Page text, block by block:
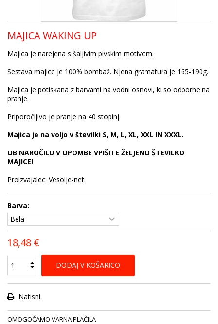
MAJICA WAKING UP
Majica je narejena s šaljivim pivskim motivom.
Sestava majice je 100% bombaž. Njena gramatura je 165-190g.
Majica je potiskana z barvami na vodni osnovi, ki so odporne na
pranje.
Priporočljivo je pranje na 40 stopinj.
Majica je na voljo v številki S, M, L, XL, XXL IN XXXL.
OB NAROČILU V OPOMBE VPIŠITE ŽELJENO ŠTEVILKO
MAJICE!
Proizvajalec: Vesolje-net
Barva:
18,48 €
DODAJ V KOŠARICO
Natisni
OMOGOČAMO VARNA PLAČILA